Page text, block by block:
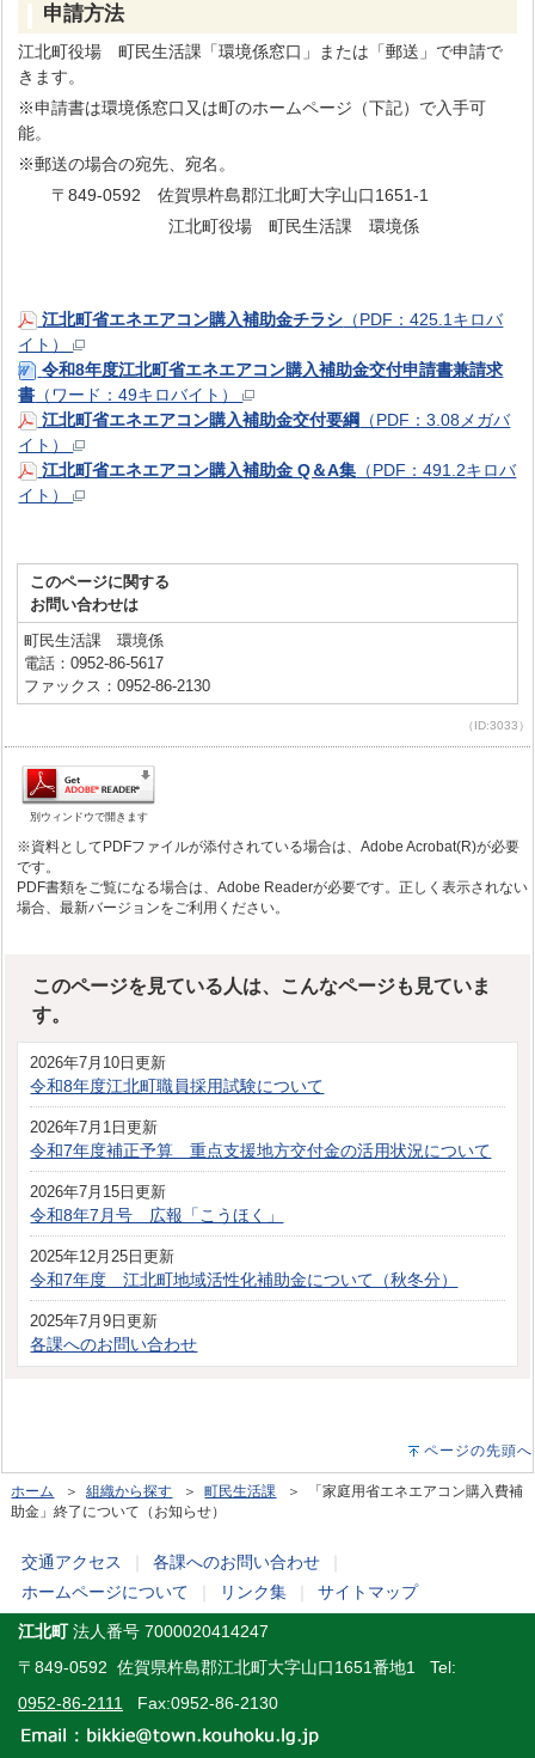
申請方法
江北町役場 町民生活課「環境係窓口」または「郵送」で申請で
きます。
※申請書は環境係窓口又は町のホームページ（下記）で入手可
能。
※郵送の場合の宛先、宛名。
〒849-0592 佐賀県杵島郡江北町大字山口1651-1
江北町役場 町民生活課 環境係
江北町省エネエアコン購入補助金チラシ （PDF：425.1キロバ
イト）
令和8年度江北町省エネエアコン購入補助金交付申請書兼請求
書 （ワード：49キロバイト）
江北町省エネエアコン購入補助金交付要綱 （PDF：3.08メガバ
イト）
江北町省エネエアコン購入補助金 Q＆A集 （PDF：491.2キロバ
イト）
このページに関する
お問い合わせは
町民生活課 環境係
電話：0952-86-5617
ファックス：0952-86-2130
（ID:3033）
別ウィンドウで開きます
※資料としてPDFファイルが添付されている場合は、Adobe Acrobat(R)が必要
です。
PDF書類をご覧になる場合は、Adobe Readerが必要です。正しく表示されない
場合、最新バージョンをご利用ください。
このページを見ている人は、こんなページも見ていま
す。
2026年7月10日更新
令和8年度江北町職員採用試験について
2026年7月1日更新
令和7年度補正予算 重点支援地方交付金の活用状況について
2026年7月15日更新
令和8年7月号 広報「こうほく」
2025年12月25日更新
令和7年度 江北町地域活性化補助金について（秋冬分）
2025年7月9日更新
各課へのお問い合わせ
ページの先頭へ
ホーム ＞組織から探す ＞町民生活課 ＞ 「家庭用省エネエアコン購入費補
助金」終了について（お知らせ）
交通アクセス 各課へのお問い合わせ
ホームページについて
リンク集 サイトマップ
江北町法人番号 7000020414247
〒849-0592 佐賀県杵島郡江北町大字山口1651番地1 Tel:
0952-86-2111
Fax:0952-86-2130